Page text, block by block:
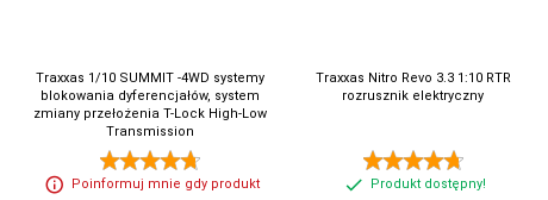
Traxxas 1/10 SUMMIT -4WD systemy
blokowania dyferencjałów, system
zmiany przełożenia T-Lock High-Low
Transmission
Poinformuj mnie gdy produkt
Traxxas Nitro Revo 3.3 1:10 RTR
rozrusznik elektryczny
Produkt dostępny!